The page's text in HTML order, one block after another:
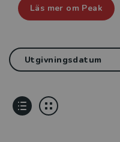
Läs mer om Peak